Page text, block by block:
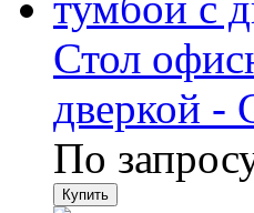
Стол
дверкой -
По